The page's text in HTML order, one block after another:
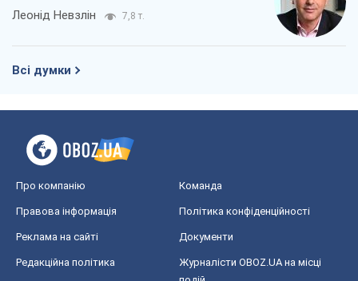
Леонід Невзлін 7,8 т.
Всі думки
Про компанію Команда
Правова інформація Політика конфіденційності
Реклама на сайті Документи
Редакційна політика
Журналісти OBOZ.UA на місці